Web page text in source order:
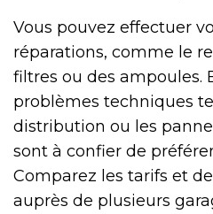
Vous pouvez effectuer
réparations, comme le
filtres ou des ampoules.
problèmes techniques
distribution ou les
sont à confier de
Comparez les tarifs et
auprès de plusieurs